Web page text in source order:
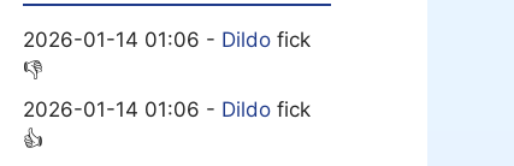
2026-01-14 01:06 - Dildo fick
👎
2026-01-14 01:06 - Dildo fick
👍